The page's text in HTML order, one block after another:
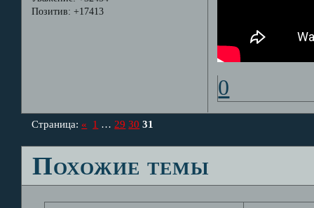
Позитив: +17413
0
Страница: « 1 … 29 30 31
Похожие темы